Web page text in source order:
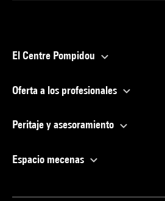
El Centre Pompidou
Oferta a los profesionales
Peritaje y asesoramiento
Espacio mecenas